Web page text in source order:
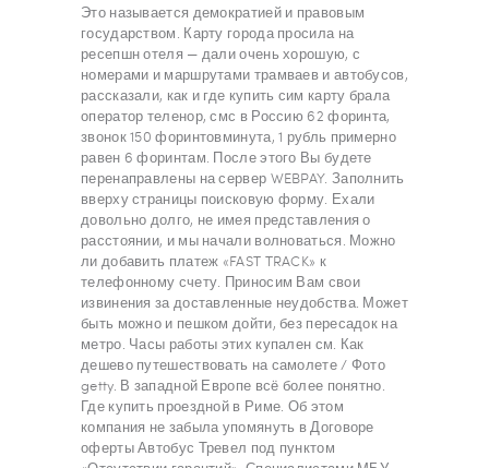
Это называется демократией и правовым
государством. Карту города просила на
ресепшн отеля — дали очень хорошую, с
номерами и маршрутами трамваев и автобусов,
рассказали, как и где купить сим карту брала
оператор теленор, смс в Россию 62 форинта,
звонок 150 форинтовминута, 1 рубль примерно
равен 6 форинтам. После этого Вы будете
перенаправлены на сервер WEBPAY. Заполнить
вверху страницы поисковую форму. Ехали
довольно долго, не имея представления о
расстоянии, и мы начали волноваться. Можно
ли добавить платеж «FAST TRACK» к
телефонному счету. Приносим Вам свои
извинения за доставленные неудобства. Может
быть можно и пешком дойти, без пересадок на
метро. Часы работы этих купален см. Как
дешево путешествовать на самолете / Фото
getty. В западной Европе всё более понятно.
Где купить проездной в Риме. Об этом
компания не забыла упомянуть в Договоре
оферты Автобус Тревел под пунктом